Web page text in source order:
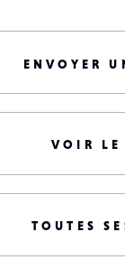
ENVOYER
VOIR LE
TOUTES